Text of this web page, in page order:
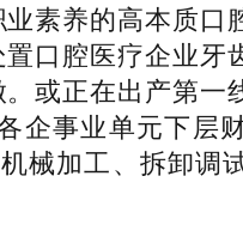
素养的高本质口
口腔医疗企业牙
或正在出产第一
企事业单元下层
械加工、拆卸调